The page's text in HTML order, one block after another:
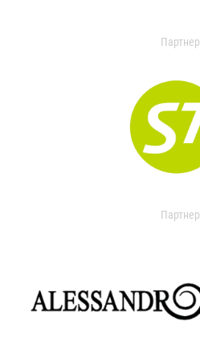
Партнер
Партнер